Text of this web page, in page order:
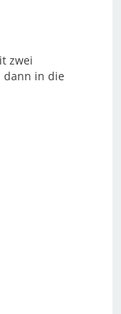
zwei
dann in die